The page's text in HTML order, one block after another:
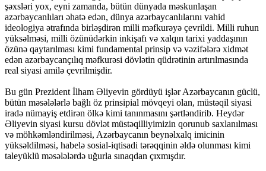
şəxsləri yox, eyni zamanda, bütün dünyada məskunlaşan
azərbaycanlıları əhatə edən, dünya azərbaycanlılarını vahid
ideologiya ətrafında birləşdirən milli məfkurəyə çevrildi. Milli ruhun
yüksəlməsi, milli özünüdərkin inkişafı və xalqın tarixi yaddaşının
özünə qaytarılması kimi fundamental prinsip və vəzifələrə xidmət
edən azərbaycançılıq məfkurəsi dövlətin qüdrətinin artırılmasında
real siyasi amilə çevrilmişdir.
Bu gün Prezident İlham Əliyevin gördüyü işlər Azərbaycanın güclü,
bütün məsələlərlə bağlı öz prinsipial mövqeyi olan, müstəqil siyasi
iradə nümayiş etdirən ölkə kimi tanınmasını şərtləndirib. Heydər
Əliyevin siyasi kursu dövlət müstəqilliyimizin qorunub saxlanılması
və möhkəmləndirilməsi, Azərbaycanın beynəlxalq imicinin
yüksəldilməsi, habelə sosial-iqtisadi tərəqqinin əldə olunması kimi
taleyüklü məsələlərdə uğurla sınaqdan çıxmışdır.